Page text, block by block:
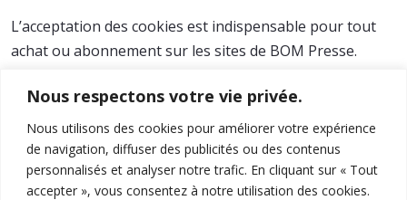
Nous respectons votre vie privée.
Nous utilisons des cookies pour améliorer votre expérience
de navigation, diffuser des publicités ou des contenus
personnalisés et analyser notre trafic. En cliquant sur « Tout
accepter », vous consentez à notre utilisation des cookies.
L’acceptation des cookies est indispensable pour tout
achat ou abonnement sur les sites de BOM Presse.
Article 15. Adresses de contact
Service commercial : BOM Presse, 6 place de la
République, 66270 LE SOLER.